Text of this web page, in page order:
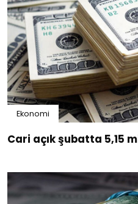
Ekonomi
Cari açık şubatta 5,15